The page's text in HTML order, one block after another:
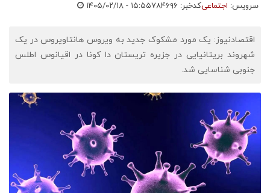
سرویس: اجتماعیکدخبر: ۷۸۴۶۹۶ ۱۴۰۵/۰۲/۱۸ - ۱۵:۵۵
اقتصادنیوز: یک مورد مشکوک جدید به ویروس هانتاویروس در یک
شهروند بریتانیایی در جزیره تریستان دا کونا در اقیانوس اطلس
جنوبی شناسایی شد.